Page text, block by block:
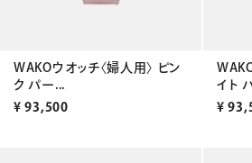
WAKOウオッチ〈婦人用〉 ピン
ク パー...
¥ 93,500
イト
¥